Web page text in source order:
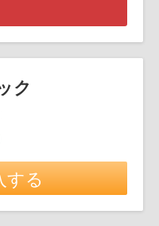
ク
する